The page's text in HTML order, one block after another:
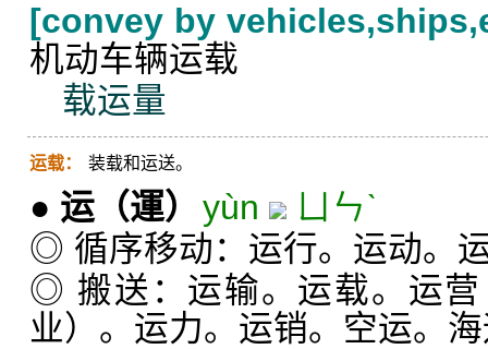
[convey by
机动车辆运载
载运量
运载： 装载和运送。
● 运 （運） yùn
ㄩㄣˋ
◎ 循序移动：运行。运动。
◎ 搬送：运输。运载。运
业）。运力。运销。空运。